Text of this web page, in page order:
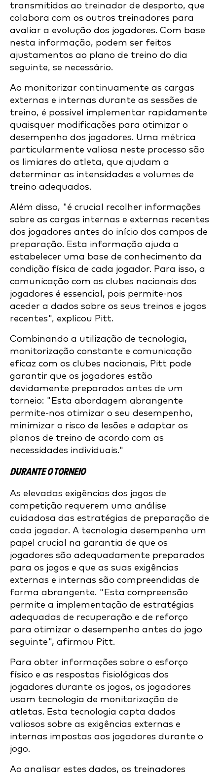
transmitidos ao treinador de desporto, que
colabora com os outros treinadores para
avaliar a evolução dos jogadores. Com base
nesta informação, podem ser feitos
ajustamentos ao plano de treino do dia
seguinte, se necessário.
Ao monitorizar continuamente as cargas
externas e internas durante as sessões de
treino, é possível implementar rapidamente
quaisquer modificações para otimizar o
desempenho dos jogadores. Uma métrica
particularmente valiosa neste processo são
os limiares do atleta, que ajudam a
determinar as intensidades e volumes de
treino adequados.
Além disso, "é crucial recolher informações
sobre as cargas internas e externas recentes
dos jogadores antes do início dos campos de
preparação. Esta informação ajuda a
estabelecer uma base de conhecimento da
condição física de cada jogador. Para isso, a
comunicação com os clubes nacionais dos
jogadores é essencial, pois permite-nos
aceder a dados sobre os seus treinos e jogos
recentes", explicou Pitt.
Combinando a utilização de tecnologia,
monitorização constante e comunicação
eficaz com os clubes nacionais, Pitt pode
garantir que os jogadores estão
devidamente preparados antes de um
torneio: "Esta abordagem abrangente
permite-nos otimizar o seu desempenho,
minimizar o risco de lesões e adaptar os
planos de treino de acordo com as
necessidades individuais."
DURANTE O TORNEIO
As elevadas exigências dos jogos de
competição requerem uma análise
cuidadosa das estratégias de preparação de
cada jogador. A tecnologia desempenha um
papel crucial na garantia de que os
jogadores são adequadamente preparados
para os jogos e que as suas exigências
externas e internas são compreendidas de
forma abrangente. "Esta compreensão
permite a implementação de estratégias
adequadas de recuperação e de reforço
para otimizar o desempenho antes do jogo
seguinte", afirmou Pitt.
Para obter informações sobre o esforço
físico e as respostas fisiológicas dos
jogadores durante os jogos, os jogadores
usam tecnologia de monitorização de
atletas. Esta tecnologia capta dados
valiosos sobre as exigências externas e
internas impostas aos jogadores durante o
jogo.
Ao analisar estes dados, os treinadores